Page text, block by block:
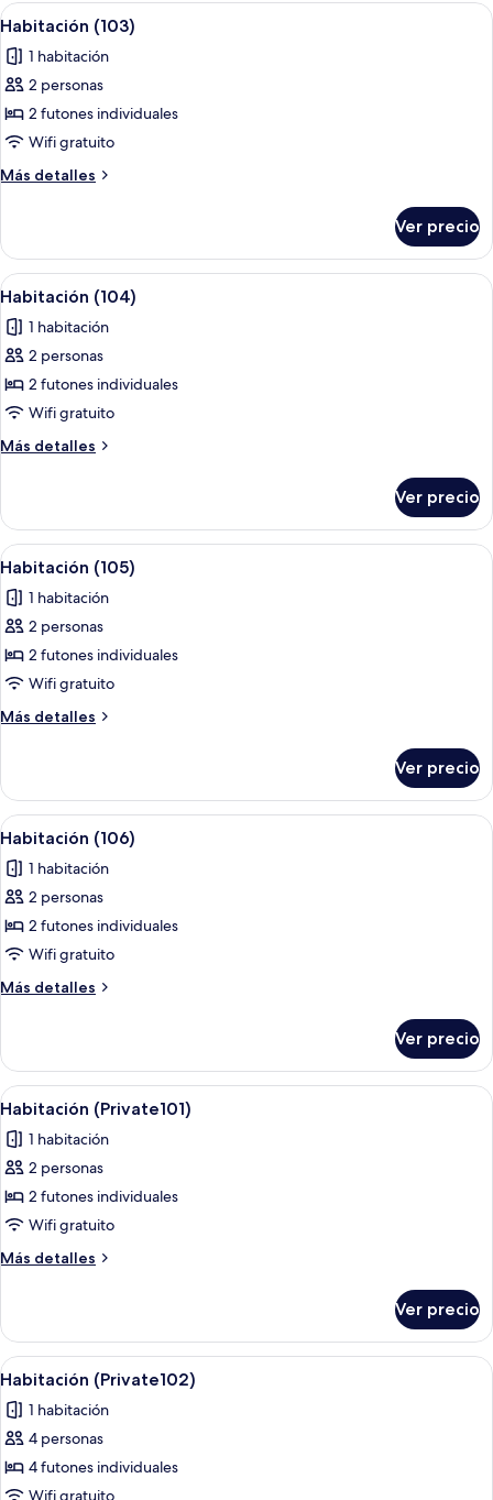
Abrir
todas
las
fotos
de
Habitación
(103)
6
Habitación (103)
1 habitación
2 personas
2 futones individuales
Wifi gratuito
Más detalles
Más
(103)
Ver precio
Abrir
todas
las
fotos
de
Habitación
(104)
6
Habitación (104)
1 habitación
2 personas
2 futones individuales
Wifi gratuito
Más detalles
Más
(104)
Ver precio
Abrir
todas
las
fotos
de
Habitación
(105)
5
Habitación (105)
1 habitación
2 personas
2 futones individuales
Wifi gratuito
Más detalles
Más
(105)
Ver precio
Abrir
todas
las
fotos
de
Habitación
(106)
6
Habitación (106)
1 habitación
2 personas
2 futones individuales
Wifi gratuito
Más detalles
Más
(106)
Ver precio
Abrir
todas
las
fotos
de
Habitación
(Private101)
8
Habitación (Private101)
1 habitación
2 personas
2 futones individuales
Wifi gratuito
Más detalles
Más
(Private101)
Ver precio
Abrir
todas
las
fotos
de
Habitación
4
Habitación (Private102)
1 habitación
4 personas
4 futones individuales
Wifi gratuito